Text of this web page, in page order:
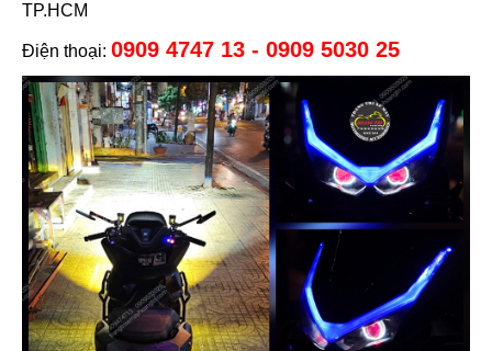
TP.HCM
Điện thoại: 0909 4747 13 - 0909 5030 25